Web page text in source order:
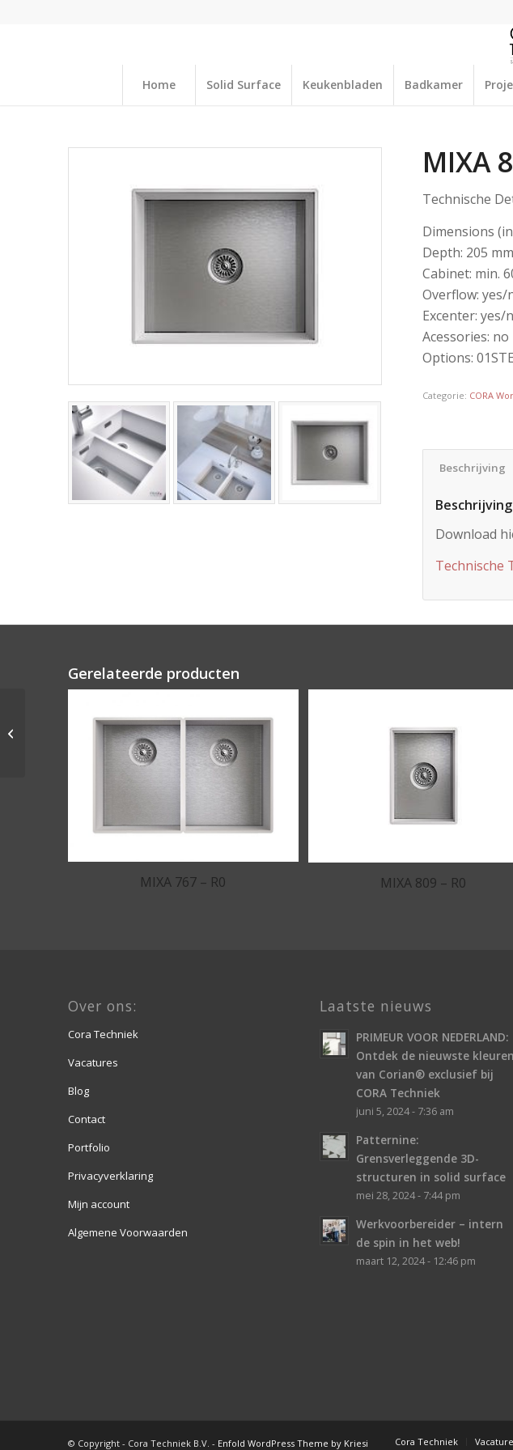
Home Solid Surface Keukenbladen Badkamer
MIXA
Technische
Dimensions
Depth: 205 mm
Cabinet: min.
Overflow: yes/
Excenter: yes/
Acessories: no
Options:
Categorie: CORA
Beschrijving
Beschrijving
Download
Technische
Gerelateerde producten
MIXA 767 – R0 MIXA 809 – R0
Over ons:
Cora Techniek
Vacatures
Blog
Contact
Portfolio
Privacyverklaring
Mijn account
Algemene Voorwaarden
Laatste nieuws
PRIMEUR VOOR NEDERLAND:
Ontdek de nieuwste kleuren
van Corian® exclusief bij
CORA Techniek
juni 5, 2024 - 7:36 am
Patternine:
Grensverleggende 3D-
structuren in solid surface
mei 28, 2024 - 7:44 pm
Werkvoorbereider – intern
de spin in het web!
maart 12, 2024 - 12:46 pm
© Copyright - Cora Techniek B.V. - Enfold WordPress Theme by Kriesi Cora Techniek